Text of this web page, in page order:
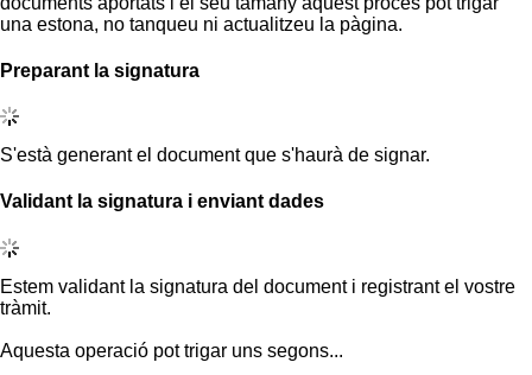
una estona, no tanqueu ni actualitzeu la pàgina.
Preparant la signatura
S'està generant el document que s'haurà de signar.
Validant la signatura i enviant dades
Estem validant la signatura del document i registrant el vostre
tràmit.
Aquesta operació pot trigar uns segons...